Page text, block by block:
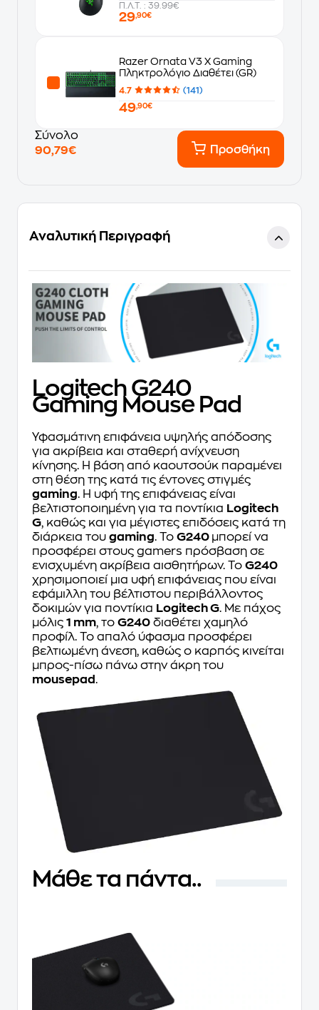
Π.Λ.Τ. : 39.99€
29,90€
Razer Ornata V3 Χ Gaming
Πληκτρολόγιο Διαθέτει (GR)
4.7 (141)
49,90€
Σύνολο
90,79€
Προσθήκη
Αναλυτική Περιγραφή
Logitech G240
Gaming Mouse Pad
Υφασμάτινη επιφάνεια υψηλής απόδοσης
για ακρίβεια και σταθερή ανίχνευση
κίνησης. Η βάση από καουτσούκ παραμένει
στη θέση της κατά τις έντονες στιγμές
gaming. Η υφή της επιφάνειας είναι
βελτιστοποιημένη για τα ποντίκια Logitech
G, καθώς και για μέγιστες επιδόσεις κατά τη
διάρκεια του gaming. Το G240 μπορεί να
προσφέρει στους gamers πρόσβαση σε
ενισχυμένη ακρίβεια αισθητήρων. Το G240
χρησιμοποιεί μια υφή επιφάνειας που είναι
εφάμιλλη του βέλτιστου περιβάλλοντος
δοκιμών για ποντίκια Logitech G. Με πάχος
μόλις 1 mm, το G240 διαθέτει χαμηλό
προφίλ. Το απαλό ύφασμα προσφέρει
βελτιωμένη άνεση, καθώς ο καρπός κινείται
μπρος-πίσω πάνω στην άκρη του
mousepad.
Μάθε τα πάντα..